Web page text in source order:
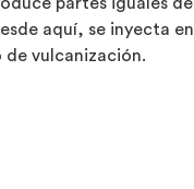
aquí, se inyecta
de vulcanización.